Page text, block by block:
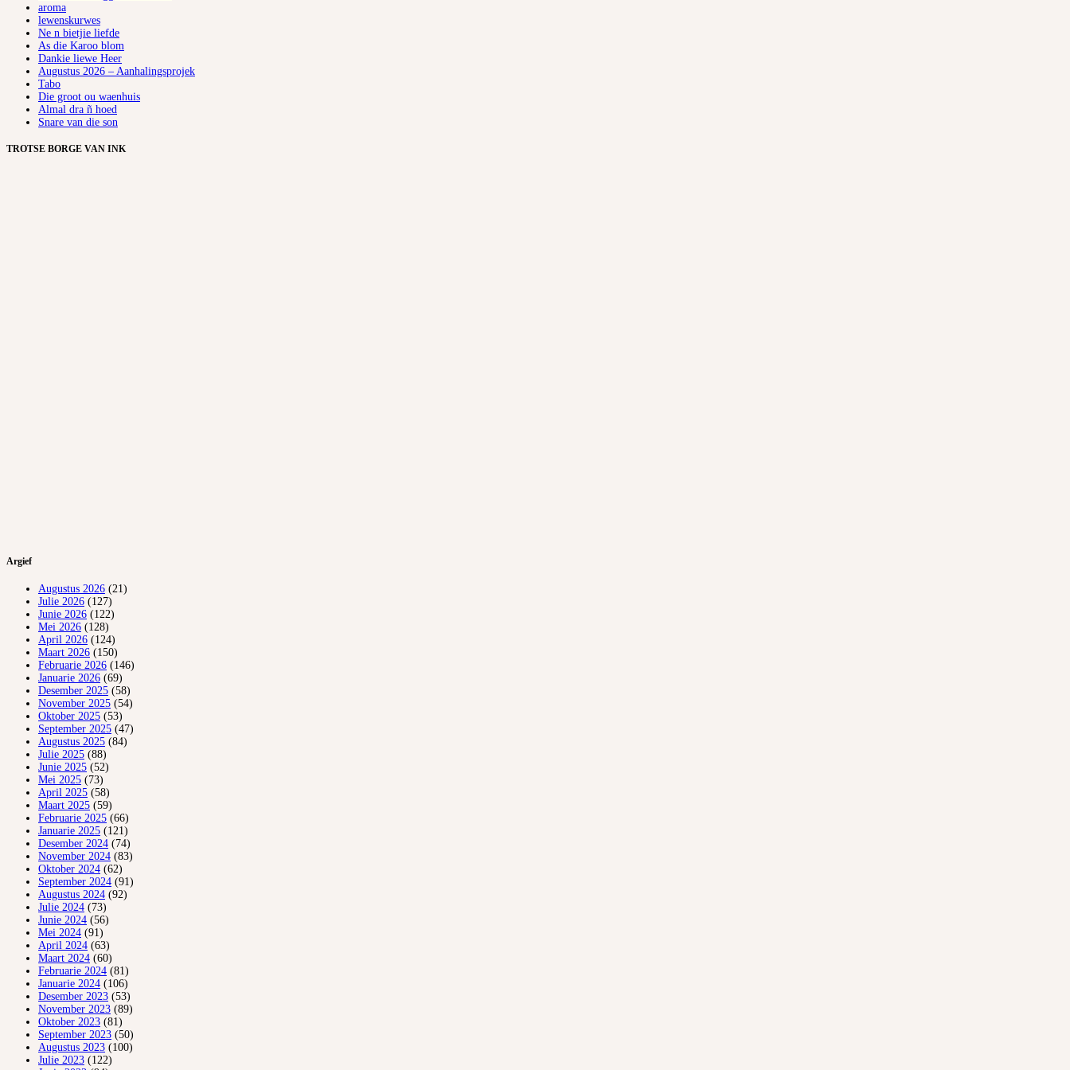
aroma
lewenskurwes
Ne n bietjie liefde
As die Karoo blom
Dankie liewe Heer
Augustus 2026 – Aanhalingsprojek
Tabo
Die groot ou waenhuis
Almal dra ñ hoed
Snare van die son
TROTSE BORGE VAN INK
Argief
Augustus 2026 (21)
Julie 2026 (127)
Junie 2026 (122)
Mei 2026 (128)
April 2026 (124)
Maart 2026 (150)
Februarie 2026 (146)
Januarie 2026 (69)
Desember 2025 (58)
November 2025 (54)
Oktober 2025 (53)
September 2025 (47)
Augustus 2025 (84)
Julie 2025 (88)
Junie 2025 (52)
Mei 2025 (73)
April 2025 (58)
Maart 2025 (59)
Februarie 2025 (66)
Januarie 2025 (121)
Desember 2024 (74)
November 2024 (83)
Oktober 2024 (62)
September 2024 (91)
Augustus 2024 (92)
Julie 2024 (73)
Junie 2024 (56)
Mei 2024 (91)
April 2024 (63)
Maart 2024 (60)
Februarie 2024 (81)
Januarie 2024 (106)
Desember 2023 (53)
November 2023 (89)
Oktober 2023 (81)
September 2023 (50)
Augustus 2023 (100)
Julie 2023 (122)